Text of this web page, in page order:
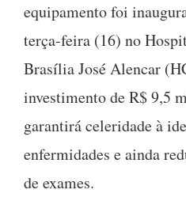
equipamento foi
terça-feira (16) no
Brasília José Alencar
investimento de R$ 9,5
garantirá celeridade à
enfermidades e ainda
de exames.